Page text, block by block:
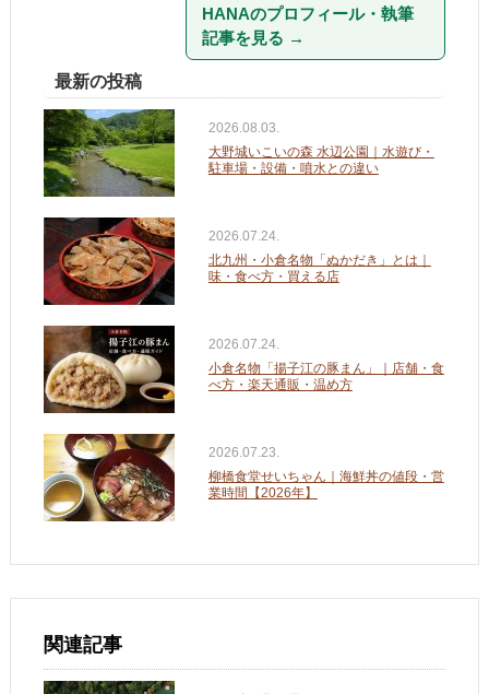
HANAのプロフィール・執筆
記事を見る →
最新の投稿
2026.08.03.
大野城いこいの森 水辺公園｜水遊び・
駐車場・設備・噴水との違い
2026.07.24.
北九州・小倉名物「ぬかだき」とは｜
味・食べ方・買える店
2026.07.24.
小倉名物「揚子江の豚まん」｜店舗・食
べ方・楽天通販・温め方
2026.07.23.
柳橋食堂せいちゃん｜海鮮丼の値段・営
業時間【2026年】
関連記事